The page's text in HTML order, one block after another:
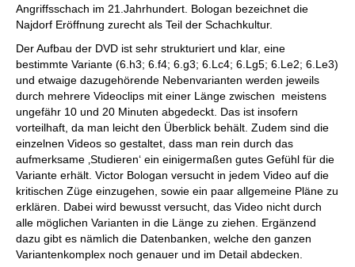
Angriffsschach im 21.Jahrhundert. Bologan bezeichnet die
Najdorf Eröffnung zurecht als Teil der Schachkultur.
Der Aufbau der DVD ist sehr strukturiert und klar, eine
bestimmte Variante (6.h3; 6.f4; 6.g3; 6.Lc4; 6.Lg5; 6.Le2; 6.Le3)
und etwaige dazugehörende Nebenvarianten werden jeweils
durch mehrere Videoclips mit einer Länge zwischen meistens
ungefähr 10 und 20 Minuten abgedeckt. Das ist insofern
vorteilhaft, da man leicht den Überblick behält. Zudem sind die
einzelnen Videos so gestaltet, dass man rein durch das
aufmerksame ‚Studieren‘ ein einigermaßen gutes Gefühl für die
Variante erhält. Victor Bologan versucht in jedem Video auf die
kritischen Züge einzugehen, sowie ein paar allgemeine Pläne zu
erklären. Dabei wird bewusst versucht, das Video nicht durch
alle möglichen Varianten in die Länge zu ziehen. Ergänzend
dazu gibt es nämlich die Datenbanken, welche den ganzen
Variantenkomplex noch genauer und im Detail abdecken.